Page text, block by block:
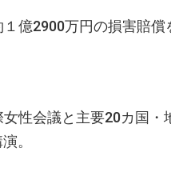
億2900万円の損害賠償
性会議と主要20カ国・
。